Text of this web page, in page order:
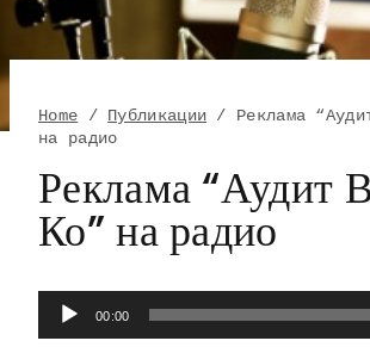
Home / Публикации /
Реклама
на радио
Реклама “Аудит
Ко” на радио
00:00